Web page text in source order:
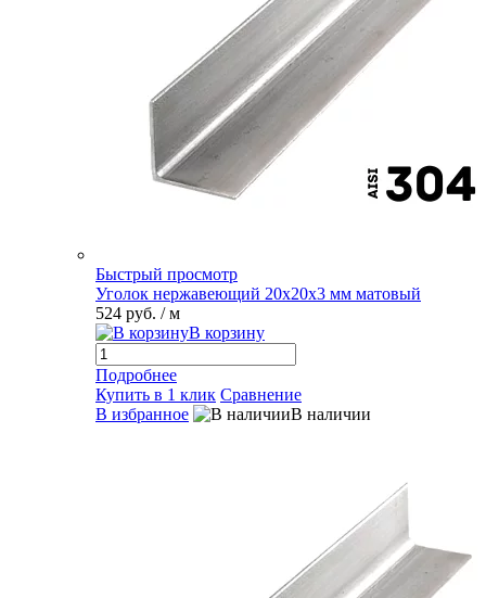
Быстрый просмотр
Уголок нержавеющий 20х20х3 мм матовый
524 руб. / м
В корзину
Подробнее
Купить в 1 клик Сравнение
В избранное
В наличии